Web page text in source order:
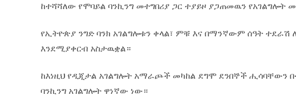
ከተሻሻለው የሞባይል ባንኪንግ መተግበሪያ ጋር ተያይዞ ያጋጠመዉን የአገልግሎት
የኢትዮጵያ ንግድ ባንክ አገልግሎቱን ቀላል፣ ምቹ እና በማንኛውም ሰዓት
እንደሚያቀርብ አስታዉቋል።
ከእነዚህ የዲጂታል አገልግሎት አማራጮች መካከል ደግሞ ደንበኞች ሒሳባቸውን
ባንኪንግ አገልግሎት ዋነኛው ነው።